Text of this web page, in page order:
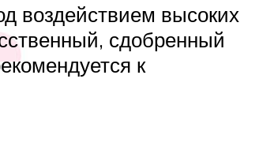
воздействием высоких
сдобренный
к